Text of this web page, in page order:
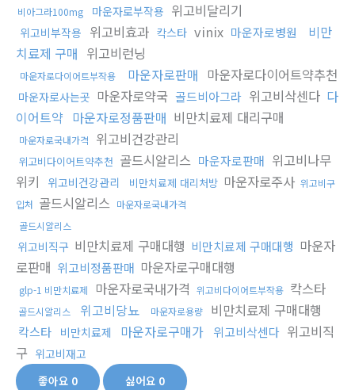
비아그라100mg
마운자로부작용 위고비달리기
위고비부작용 위고비효과 칵스타 vinix 마운자로병원
비만
치료제 구매 위고비런닝
마운자로다이어트부작용 마운자로판매 마운자로다이어트약추천
마운자로사는곳 마운자로약국 골드비아그라 위고비삭센다 다
이어트약 마운자로정품판매 비만치료제 대리구매
마운자로국내가격 위고비건강관리
위고비다이어트약추천 골드시알리스 마운자로판매 위고비나무
위키
위고비건강관리 비만치료제 대리처방 마운자로주사 위고비구
입처 골드시알리스 마운자로국내가격
골드시알리스
위고비직구 비만치료제 구매대행 비만치료제 구매대행 마운자
로판매 위고비정품판매 마운자로구매대행
glp-1 비만치료제 마운자로국내가격 위고비다이어트부작용 칵스타
골드시알리스 위고비당뇨 마운자로용량 비만치료제 구매대행
칵스타 비만치료제 마운자로구매가 위고비삭센다 위고비직
구 위고비재고
좋아요 0 싫어요 0